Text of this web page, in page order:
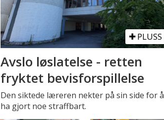
PLUSS
Avslo løslatelse - retten
fryktet bevisforspillelse
Den siktede læreren nekter på sin side for å
ha gjort noe straffbart.